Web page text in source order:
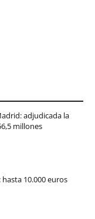
adjudicada la
millones
10.000 euros